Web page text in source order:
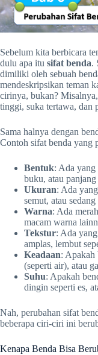
Sebelum kita berbicara
dulu apa itu sifat benda.
dimiliki oleh sebuah
mendeskripsikan teman
cirinya, bukan?
tinggi, suka tertawa, dan
Sama halnya dengan
Contoh sifat benda yang
Bentuk: Ada yang
buku, atau
Ukuran: Ada
semut, atau
Warna: Ada
macam warna
Tekstur: Ada
amplas, lembut
Keadaan: Apakah
(seperti air), atau
Suhu: Apakah
dingin seperti es,
Nah, perubahan sifat
beberapa ciri-ciri ini
Kenapa Benda Bisa